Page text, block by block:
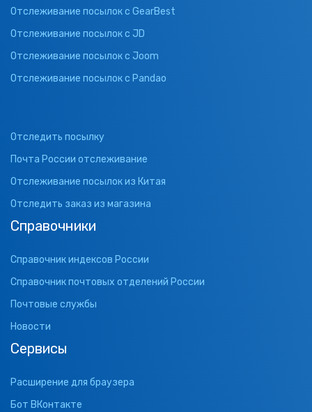
Отслеживание посылок с GearBest
Отслеживание посылок с JD
Отслеживание посылок с Joom
Отслеживание посылок с Pandao
Отследить посылку
Почта России отслеживание
Отслеживание посылок из Китая
Отследить заказ из магазина
Справочники
Справочник индексов России
Справочник почтовых отделений России
Почтовые службы
Новости
Сервисы
Расширение для браузера
Бот ВКонтакте